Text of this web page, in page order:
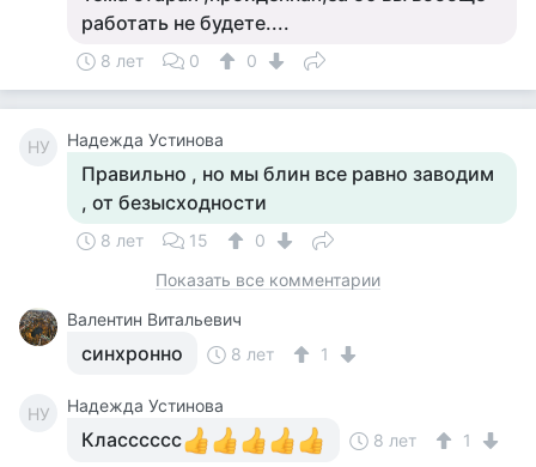
работать не будете....
8 лет 0 0
НУ Надежда Устинова
Правильно , но мы блин все равно заводим
, от безысходности
8 лет 15
0
Показать все комментарии
Валентин Витальевич
синхронно 8 лет 1
НУ Надежда Устинова
Класссссс 8 лет 1